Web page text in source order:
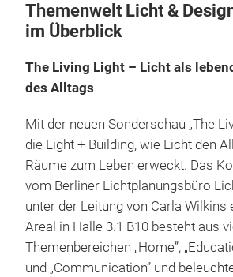
Themenwelt Licht &
im Überblick
The Living Light – Licht als
des Alltags
Mit der neuen Sonderschau „The
die Light + Building, wie Licht den
Räume zum Leben erweckt. Das
vom Berliner Lichtplanungsbüro
unter der Leitung von Carla Wilkins
Areal in Halle 3.1 B10 besteht aus
Themenbereichen „Home”,
und „Communication” und